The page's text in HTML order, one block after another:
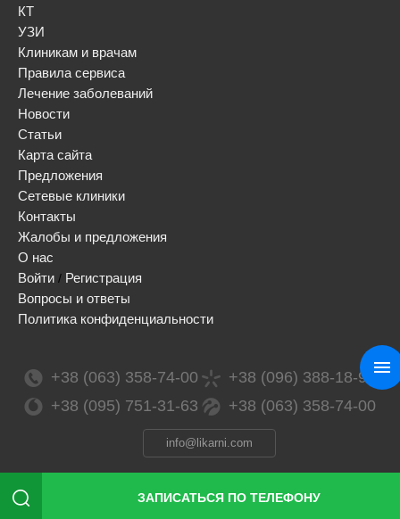
КТ
УЗИ
Клиникам и врачам
Правила сервиса
Лечение заболеваний
Новости
Статьи
Карта сайта
Предложения
Сетевые клиники
Контакты
Жалобы и предложения
О нас
Войти / Регистрация
Вопросы и ответы
Политика конфиденциальности
+38 (063) 358-74-00
+38 (096) 388-18-99
+38 (095) 751-31-63
+38 (063) 358-74-00
info@likarni.com
Сopyright 2026 © / likarni ™ / ТОВ «ЛІМАРКЕТИНГ СОЛЮШЕНЗ», ЕГРПОУ 41991368
ЗАПИСАТЬСЯ ПО ТЕЛЕФОНУ